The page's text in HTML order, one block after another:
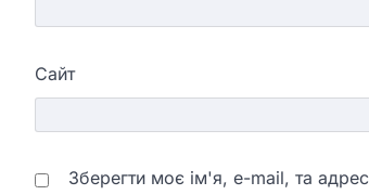
Сайт
Зберегти моє ім'я, e-mail, та